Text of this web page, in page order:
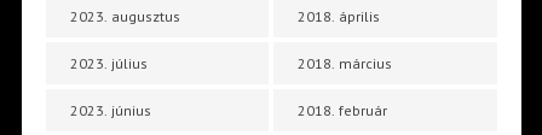
2023. augusztus
2023. július
2023. június
2018. április
2018. március
2018. február